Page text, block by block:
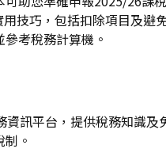
技巧，包括扣除項目及避
考稅務計算機。
資訊平台，提供稅務知識及
。